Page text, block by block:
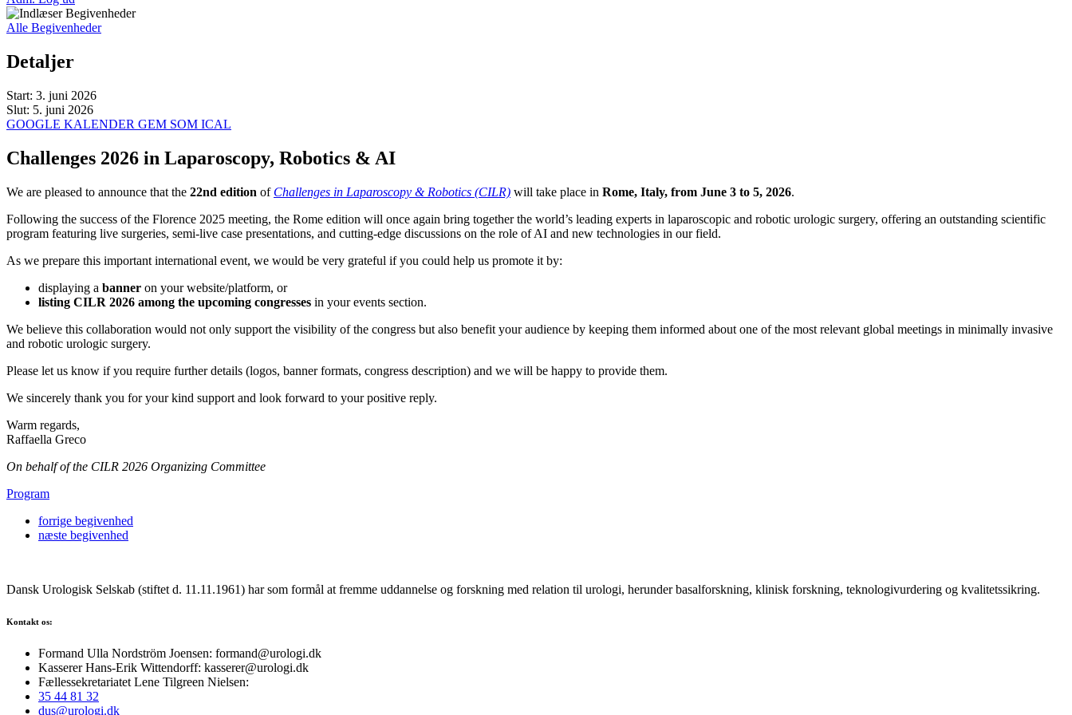
Alle Begivenheder
Detaljer
Start: 3. juni 2026
Slut: 5. juni 2026
GOOGLE KALENDER GEM SOM ICAL
Challenges 2026 in Laparoscopy, Robotics & AI
We are pleased to announce that the 22nd edition of Challenges in Laparoscopy & Robotics (CILR) will take place in Rome, Italy, from June 3 to 5, 2026.
Following the success of the Florence 2025 meeting, the Rome edition will once again bring together the world’s leading experts in laparoscopic and robotic urologic surgery, offering an outstanding scientific
program featuring live surgeries, semi-live case presentations, and cutting-edge discussions on the role of AI and new technologies in our field.
As we prepare this important international event, we would be very grateful if you could help us promote it by:
displaying a banner on your website/platform, or
listing CILR 2026 among the upcoming congresses in your events section.
We believe this collaboration would not only support the visibility of the congress but also benefit your audience by keeping them informed about one of the most relevant global meetings in minimally invasive
and robotic urologic surgery.
Please let us know if you require further details (logos, banner formats, congress description) and we will be happy to provide them.
We sincerely thank you for your kind support and look forward to your positive reply.
Warm regards,
Raffaella Greco
On behalf of the CILR 2026 Organizing Committee
Program
forrige begivenhed
næste begivenhed
Dansk Urologisk Selskab (stiftet d. 11.11.1961) har som formål at fremme uddannelse og forskning med relation til urologi, herunder basalforskning, klinisk forskning, teknologivurdering og kvalitetssikring.
Kontakt os:
Formand Ulla Nordström Joensen: formand@urologi.dk
Kasserer Hans-Erik Wittendorff: kasserer@urologi.dk
Fællessekretariatet Lene Tilgreen Nielsen:
35 44 81 32
dus@urologi.dk